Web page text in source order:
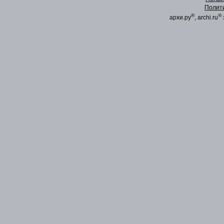
архи.ру®, archi.ru®